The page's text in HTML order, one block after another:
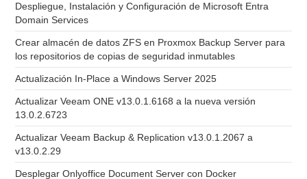
Despliegue, Instalación y Configuración de Microsoft Entra
Domain Services
Crear almacén de datos ZFS en Proxmox Backup Server para
los repositorios de copias de seguridad inmutables
Actualización In-Place a Windows Server 2025
Actualizar Veeam ONE v13.0.1.6168 a la nueva versión
13.0.2.6723
Actualizar Veeam Backup & Replication v13.0.1.2067 a
v13.0.2.29
Desplegar Onlyoffice Document Server con Docker